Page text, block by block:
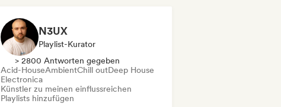
N3UX
Playlist-Kurator
> 2800 Antworten gegeben
Acid-HouseAmbientChill outDeep House
Electronica
Künstler zu meinen einflussreichen
Playlists hinzufügen